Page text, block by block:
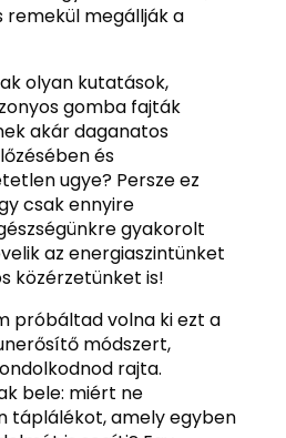
remekül megállják a
olyan kutatások,
gomba fajták
akár daganatos
és
ugye? Persze ez
csak ennyire
gyakorolt
az energiaszintünket
közérzetünket is!
próbáltad volna ki ezt a
módszert,
rajta.
bele: miért ne
táplálékot, amely egyben